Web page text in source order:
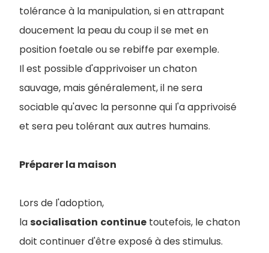
tolérance à la manipulation, si en attrapant
doucement la peau du coup il se met en
position foetale ou se rebiffe par exemple.
Il est possible d'apprivoiser un chaton
sauvage, mais généralement, il ne sera
sociable qu'avec la personne qui l'a apprivoisé
et sera peu tolérant aux autres humains.
Préparer la maison
Lors de l'adoption,
lasocialisation continue toutefois, le chaton
doit continuer d'être exposé à des stimulus.